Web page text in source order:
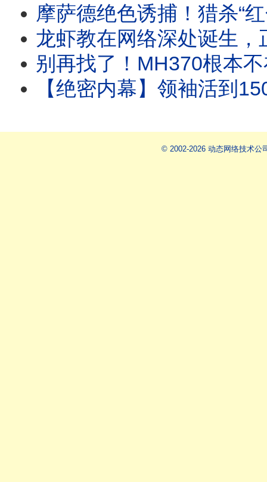
摩萨德绝色诱捕！猎杀“红色王子”，潜伏伊朗
龙虾教在网络深处诞生，正演变
别再找了！MH370根本不在海里？揭秘
【绝密内幕】领袖活到150岁是真的！李嘉诚亲
© 2002-2026 动态网络技术公